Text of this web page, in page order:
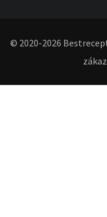
© 2020-2026